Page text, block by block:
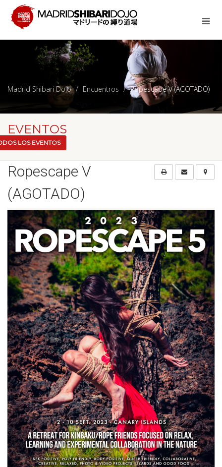
Madrid Shibari Dojo Encuentros Ropescape V (AGOTADO)
EVENTOS
LOS EVENTOS
Ropescape V
(AGOTADO)